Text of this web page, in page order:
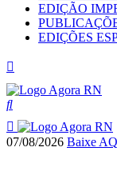
EDIÇÃO
EDIÇÕES
07/08/2026 Baixe